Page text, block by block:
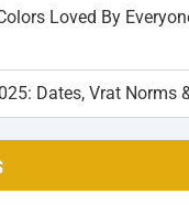
Loved By
Dates, Vrat Norms